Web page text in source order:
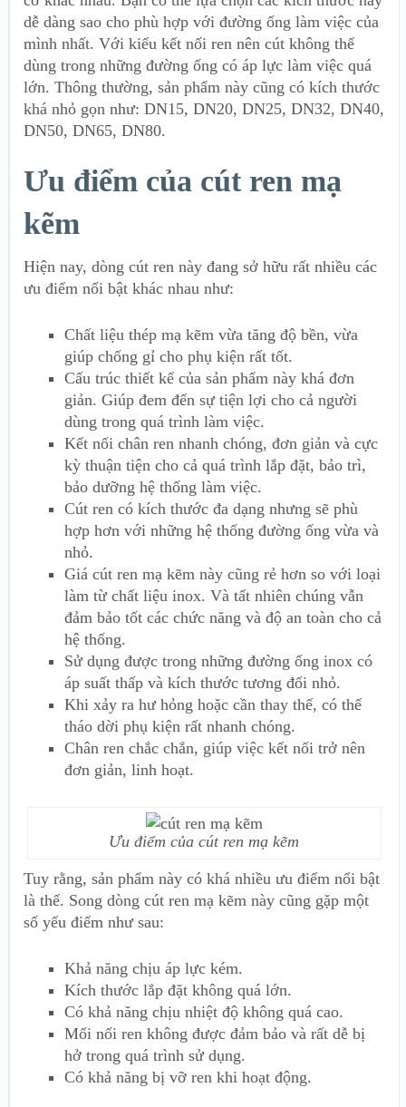
dễ dàng sao cho phù hợp với đường ống làm việc của
mình nhất. Với kiểu kết nối ren nên cút không thể
dùng trong những đường ống có áp lực làm việc quá
lớn. Thông thường, sản phẩm này cũng có kích thước
khá nhỏ gọn như: DN15, DN20, DN25, DN32, DN40,
DN50, DN65, DN80.
Ưu điểm của cút ren mạ
kẽm
Hiện nay, dòng cút ren này đang sở hữu rất nhiều các
ưu điểm nổi bật khác nhau như:
Chất liệu thép mạ kẽm vừa tăng độ bền, vừa
giúp chống gỉ cho phụ kiện rất tốt.
Cấu trúc thiết kế của sản phẩm này khá đơn
giản. Giúp đem đến sự tiện lợi cho cả người
dùng trong quá trình làm việc.
Kết nối chân ren nhanh chóng, đơn giản và cực
kỳ thuận tiện cho cả quá trình lắp đặt, bảo trì,
bảo dưỡng hệ thống làm việc.
Cút ren có kích thước đa dạng nhưng sẽ phù
hợp hơn với những hệ thống đường ống vừa và
nhỏ.
Giá cút ren mạ kẽm này cũng rẻ hơn so với loại
làm từ chất liệu inox. Và tất nhiên chúng vẫn
đảm bảo tốt các chức năng và độ an toàn cho cả
hệ thống.
Sử dụng được trong những đường ống inox có
áp suất thấp và kích thước tương đối nhỏ.
Khi xảy ra hư hỏng hoặc cần thay thế, có thể
tháo dời phụ kiện rất nhanh chóng.
Chân ren chắc chắn, giúp việc kết nối trở nên
đơn giản, linh hoạt.
Ưu điểm của cút ren mạ kẽm
Tuy rằng, sản phẩm này có khá nhiều ưu điểm nổi bật
là thế. Song dòng cút ren mạ kẽm này cũng gặp một
số yếu điểm như sau:
Khả năng chịu áp lực kém.
Kích thước lắp đặt không quá lớn.
Có khả năng chịu nhiệt độ không quá cao.
Mối nối ren không được đảm bảo và rất dễ bị
hở trong quá trình sử dụng.
Có khả năng bị vỡ ren khi hoạt động.